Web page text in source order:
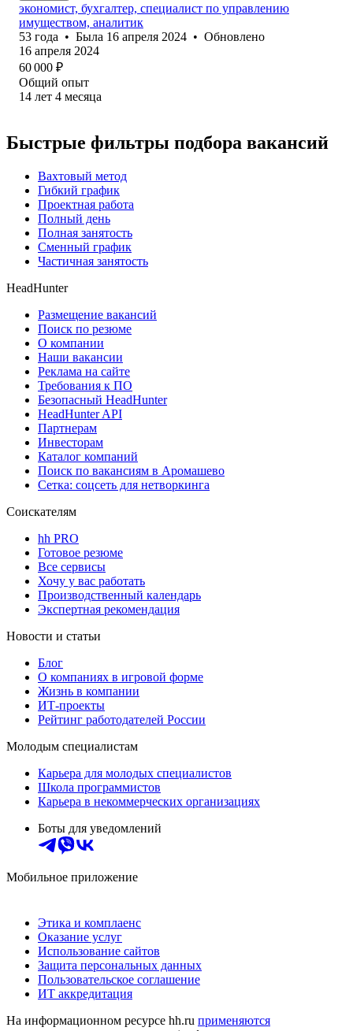
экономист, бухгалтер, специалист по управлению
имуществом, аналитик
53 года • Была 16 апреля 2024 • Обновлено
16 апреля 2024
60 000 ₽
Общий опыт
14 лет 4 месяца
Быстрые фильтры подбора вакансий
Вахтовый метод
Гибкий график
Проектная работа
Полный день
Полная занятость
Сменный график
Частичная занятость
HeadHunter
Размещение вакансий
Поиск по резюме
О компании
Наши вакансии
Реклама на сайте
Требования к ПО
Безопасный HeadHunter
HeadHunter API
Партнерам
Инвесторам
Каталог компаний
Поиск по вакансиям в Аромашево
Сетка: соцсеть для нетворкинга
Соискателям
hh PRO
Готовое резюме
Все сервисы
Хочу у вас работать
Производственный календарь
Экспертная рекомендация
Новости и статьи
Блог
О компаниях в игровой форме
Жизнь в компании
ИТ-проекты
Рейтинг работодателей России
Молодым специалистам
Карьера для молодых специалистов
Школа программистов
Карьера в некоммерческих организациях
Боты для уведомлений
Мобильное приложение
Этика и комплаенс
Оказание услуг
Использование сайтов
Защита персональных данных
Пользовательское соглашение
ИТ аккредитация
На информационном ресурсе hh.ru применяются